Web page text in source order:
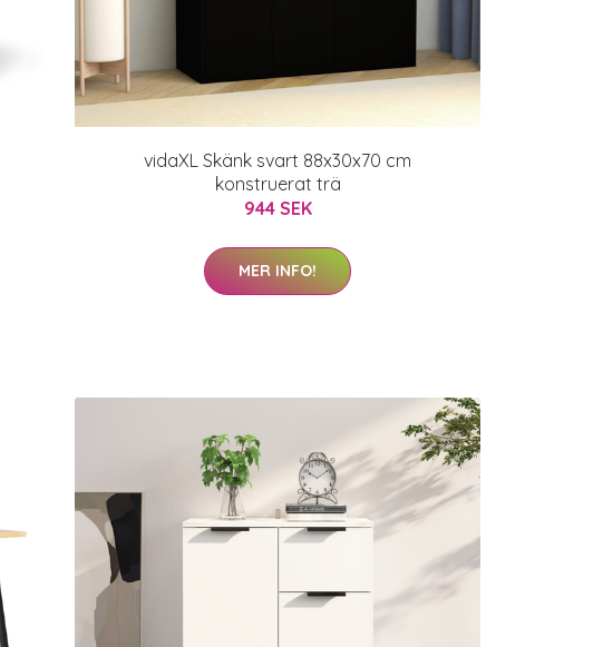
vidaXL Skänk svart 88x30x70 cm
konstruerat trä
944 SEK
MER INFO!